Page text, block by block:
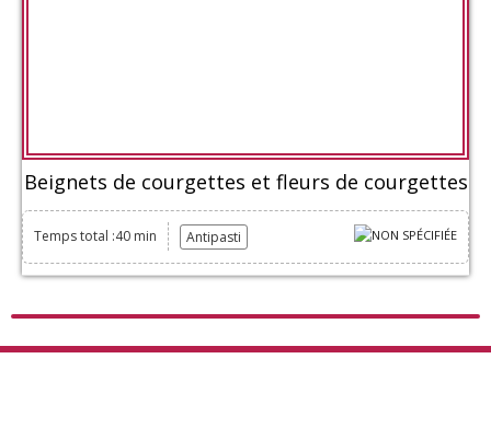
Beignets de courgettes et fleurs de courgettes
Temps total :40 min Antipasti